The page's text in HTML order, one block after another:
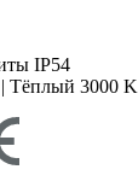
IP54
Тёплый 3000 K